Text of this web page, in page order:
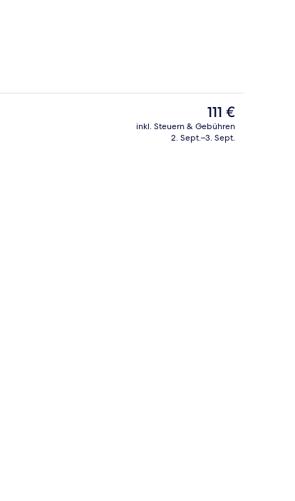
Bar (in der Unterkunft)
Der
aktuelle
Preis
111 €
inkl. Steuern & Gebühren
2. Sept.–3. Sept.